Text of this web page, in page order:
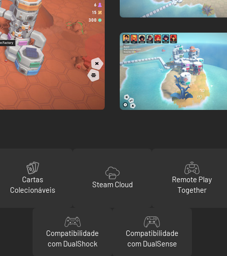
Cartas
Colecionáveis
Steam Cloud
Remote Play
Together
Compatibilidade
com DualShock
Compatibilidade
com DualSense